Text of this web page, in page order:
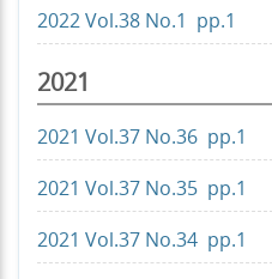
2022 Vol.38 No.1 pp.1
2021
2021 Vol.37 No.36 pp.1
2021 Vol.37 No.35 pp.1
2021 Vol.37 No.34 pp.1